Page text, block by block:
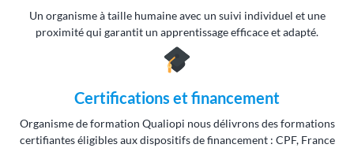
Un organisme à taille humaine avec un suivi individuel et une
proximité qui garantit un apprentissage efficace et adapté.
Certifications et financement
Organisme de formation Qualiopi nous délivrons des formations
certifiantes éligibles aux dispositifs de financement : CPF, France